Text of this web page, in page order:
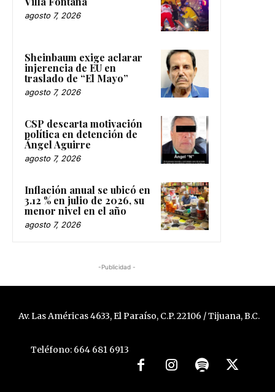
agosto 7, 2026
Sheinbaum exige aclarar
injerencia de EU en
traslado de “El Mayo”
agosto 7, 2026
CSP descarta motivación
política en detención de
Ángel Aguirre
agosto 7, 2026
Inflación anual se ubicó en
3.12 % en julio de 2026, su
menor nivel en el año
agosto 7, 2026
-Publicidad -
Av. Las Américas 4633, El Paraíso, C.P. 22106 / Tijuana, B.C.
Teléfono: 664 681 6913